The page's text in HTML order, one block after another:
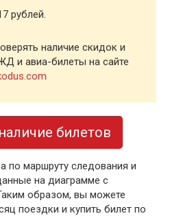
рублей.
наличие скидок и
и авиа-билеты на сайте
билетов
по маршруту следования и
на диаграмме с
образом, вы можете
поездки и купить билет по